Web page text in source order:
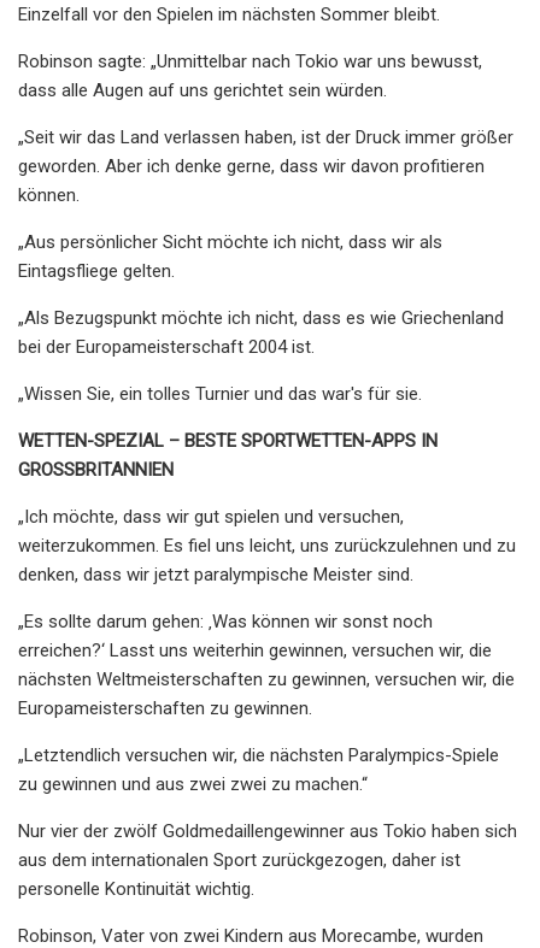
Einzelfall vor den Spielen im nächsten Sommer bleibt.
Robinson sagte: „Unmittelbar nach Tokio war uns bewusst,
dass alle Augen auf uns gerichtet sein würden.
„Seit wir das Land verlassen haben, ist der Druck immer größer
geworden. Aber ich denke gerne, dass wir davon profitieren
können.
„Aus persönlicher Sicht möchte ich nicht, dass wir als
Eintagsfliege gelten.
„Als Bezugspunkt möchte ich nicht, dass es wie Griechenland
bei der Europameisterschaft 2004 ist.
„Wissen Sie, ein tolles Turnier und das war's für sie.
WETTEN-SPEZIAL – BESTE SPORTWETTEN-APPS IN
GROSSBRITANNIEN
„Ich möchte, dass wir gut spielen und versuchen,
weiterzukommen. Es fiel uns leicht, uns zurückzulehnen und zu
denken, dass wir jetzt paralympische Meister sind.
„Es sollte darum gehen: ‚Was können wir sonst noch
erreichen?‘ Lasst uns weiterhin gewinnen, versuchen wir, die
nächsten Weltmeisterschaften zu gewinnen, versuchen wir, die
Europameisterschaften zu gewinnen.
„Letztendlich versuchen wir, die nächsten Paralympics-Spiele
zu gewinnen und aus zwei zwei zu machen.“
Nur vier der zwölf Goldmedaillengewinner aus Tokio haben sich
aus dem internationalen Sport zurückgezogen, daher ist
personelle Kontinuität wichtig.
Robinson, Vater von zwei Kindern aus Morecambe, wurden